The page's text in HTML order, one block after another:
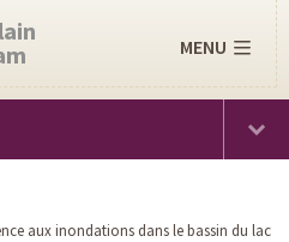
MENU
aux inondations dans le bassin du lac